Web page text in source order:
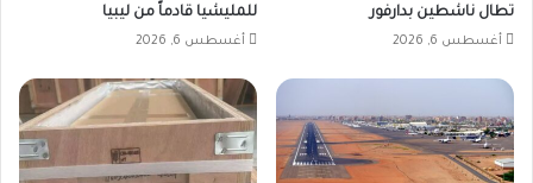
تطال ناشطين بدارفور
أغسطس 6, 2026
للمليشيا قادماً من ليبيا
أغسطس 6, 2026